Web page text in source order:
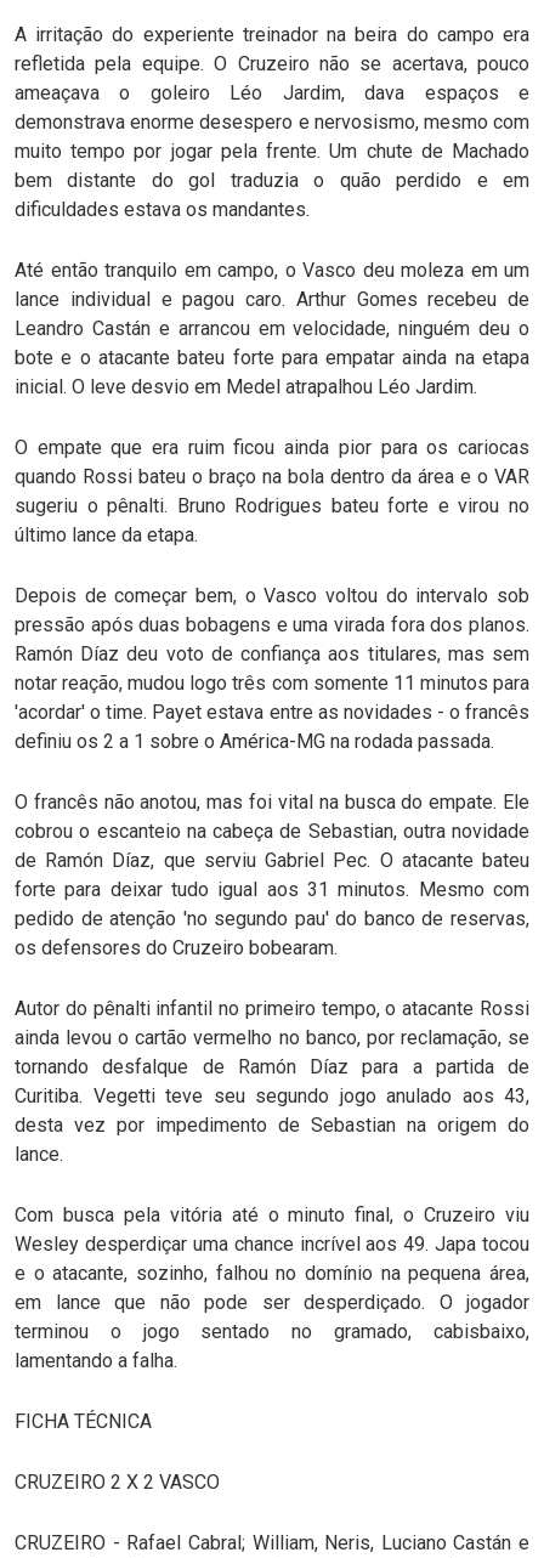
A irritação do experiente treinador na beira do campo era
refletida pela equipe. O Cruzeiro não se acertava, pouco
ameaçava o goleiro Léo Jardim, dava espaços e
demonstrava enorme desespero e nervosismo, mesmo com
muito tempo por jogar pela frente. Um chute de Machado
bem distante do gol traduzia o quão perdido e em
dificuldades estava os mandantes.
Até então tranquilo em campo, o Vasco deu moleza em um
lance individual e pagou caro. Arthur Gomes recebeu de
Leandro Castán e arrancou em velocidade, ninguém deu o
bote e o atacante bateu forte para empatar ainda na etapa
inicial. O leve desvio em Medel atrapalhou Léo Jardim.
O empate que era ruim ficou ainda pior para os cariocas
quando Rossi bateu o braço na bola dentro da área e o VAR
sugeriu o pênalti. Bruno Rodrigues bateu forte e virou no
último lance da etapa.
Depois de começar bem, o Vasco voltou do intervalo sob
pressão após duas bobagens e uma virada fora dos planos.
Ramón Díaz deu voto de confiança aos titulares, mas sem
notar reação, mudou logo três com somente 11 minutos para
'acordar' o time. Payet estava entre as novidades - o francês
definiu os 2 a 1 sobre o América-MG na rodada passada.
O francês não anotou, mas foi vital na busca do empate. Ele
cobrou o escanteio na cabeça de Sebastian, outra novidade
de Ramón Díaz, que serviu Gabriel Pec. O atacante bateu
forte para deixar tudo igual aos 31 minutos. Mesmo com
pedido de atenção 'no segundo pau' do banco de reservas,
os defensores do Cruzeiro bobearam.
Autor do pênalti infantil no primeiro tempo, o atacante Rossi
ainda levou o cartão vermelho no banco, por reclamação, se
tornando desfalque de Ramón Díaz para a partida de
Curitiba. Vegetti teve seu segundo jogo anulado aos 43,
desta vez por impedimento de Sebastian na origem do
lance.
Com busca pela vitória até o minuto final, o Cruzeiro viu
Wesley desperdiçar uma chance incrível aos 49. Japa tocou
e o atacante, sozinho, falhou no domínio na pequena área,
em lance que não pode ser desperdiçado. O jogador
terminou o jogo sentado no gramado, cabisbaixo,
lamentando a falha.
FICHA TÉCNICA
CRUZEIRO 2 X 2 VASCO
CRUZEIRO - Rafael Cabral; William, Neris, Luciano Castán e